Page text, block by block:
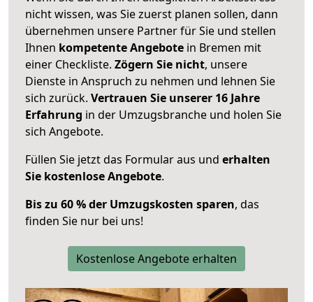
nicht wissen, was Sie zuerst planen sollen, dann
übernehmen unsere Partner für Sie und stellen
Ihnen kompetente Angebote in Bremen mit
einer Checkliste. Zögern Sie nicht, unsere
Dienste in Anspruch zu nehmen und lehnen Sie
sich zurück. Vertrauen Sie unserer 16 Jahre
Erfahrung in der Umzugsbranche und holen Sie
sich Angebote.
Füllen Sie jetzt das Formular aus und erhalten
Sie kostenlose Angebote.
Bis zu 60 % der Umzugskosten sparen, das
finden Sie nur bei uns!
Kostenlose Angebote erhalten